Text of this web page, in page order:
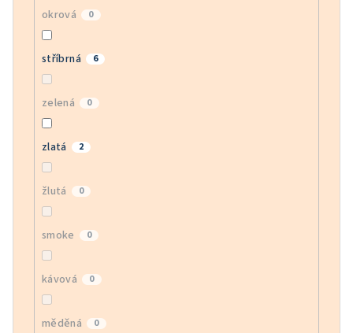
okrová 0
stříbrná 6
zelená 0
zlatá 2
žlutá 0
smoke 0
kávová 0
měděná 0